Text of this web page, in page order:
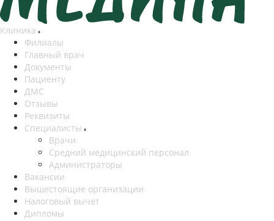
Клиника
Филиалы
Главный врач
Документы
Пациенту
ДМС
Отзывы
Реквизиты
Специалисты
Врачи
Средний медицинский персонал
Администраторы
Вакансии
Вышестоящие организации
Налоговый вычет
Дипломы